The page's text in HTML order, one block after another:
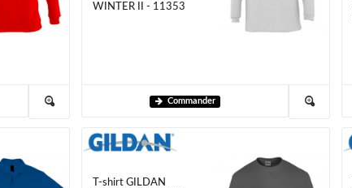
WINTER II - 11353
Commander
T-shirt GILDAN